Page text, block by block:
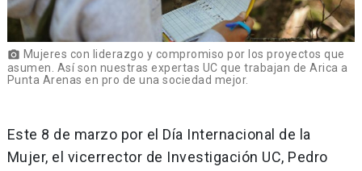
photo_camera Mujeres con liderazgo y compromiso por los proyectos que
asumen. Así son nuestras expertas UC que trabajan de Arica a
Punta Arenas en pro de una sociedad mejor.
Este 8 de marzo por el Día Internacional de la
Mujer, el vicerrector de Investigación UC, Pedro